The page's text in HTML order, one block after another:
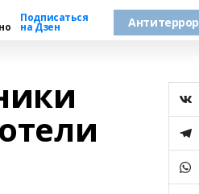
Подписаться
на Дзен Антитеррор